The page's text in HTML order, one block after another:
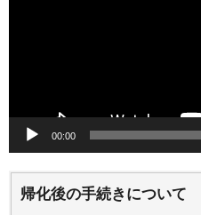
00:00
帰化後の手続きについて